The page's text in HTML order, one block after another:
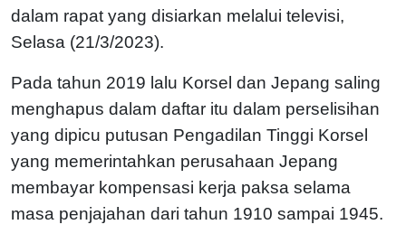
dalam rapat yang disiarkan melalui televisi,
Selasa (21/3/2023).
Pada tahun 2019 lalu Korsel dan Jepang saling
menghapus dalam daftar itu dalam perselisihan
yang dipicu putusan Pengadilan Tinggi Korsel
yang memerintahkan perusahaan Jepang
membayar kompensasi kerja paksa selama
masa penjajahan dari tahun 1910 sampai 1945.